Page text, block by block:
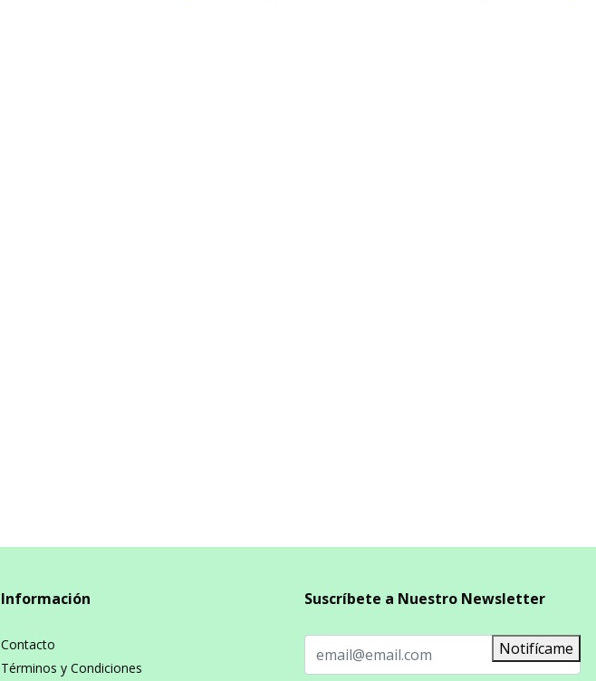
Información
Contacto
Términos y Condiciones
Suscríbete a Nuestro Newsletter
Notifícame